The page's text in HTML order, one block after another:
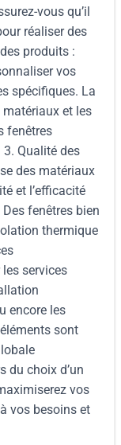
vous qu’il
réaliser des
produits :
vos
spécifiques. La
matériaux et les
fenêtres
Qualité des
des matériaux
et l’efficacité
fenêtres bien
thermique
services
encore les
sont
du choix d’un
vos
vos besoins et